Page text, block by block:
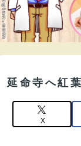
延命寺へ紅
X